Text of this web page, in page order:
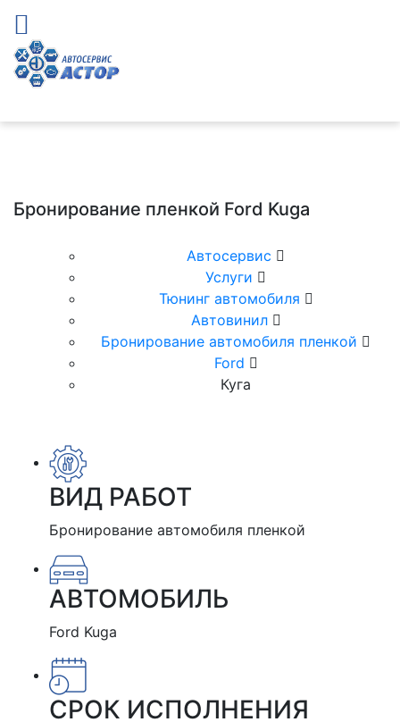
Бронирование пленкой Ford Kuga
Автосервис
Услуги
Тюнинг автомобиля
Автовинил
Бронирование автомобиля пленкой
Ford
Куга
ВИД РАБОТ
Бронирование автомобиля пленкой
АВТОМОБИЛЬ
Ford Kuga
СРОК ИСПОЛНЕНИЯ